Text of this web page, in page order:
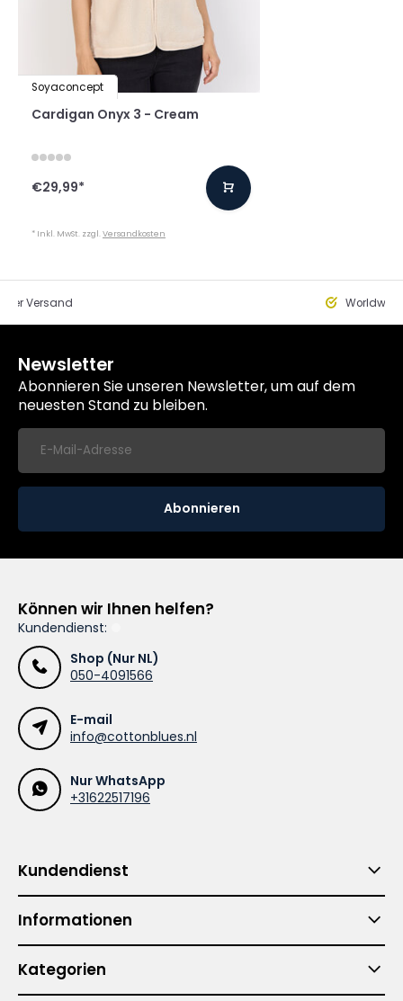
Soyaconcept
Cardigan Onyx 3 - Cream
€29,99*
* Inkl. MwSt. zzgl.Versandkosten
Versand
Newsletter
Abonnieren Sie unseren Newsletter, um auf dem
neuesten Stand zu bleiben.
Abonnieren
Können wir Ihnen helfen?
Kundendienst:
Shop (Nur NL)
050-4091566
E-mail
info@cottonblues.nl
Nur WhatsApp
+31622517196
Kundendienst
Informationen
Kategorien